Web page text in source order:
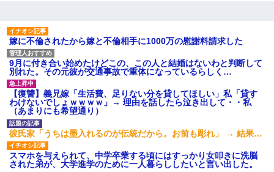
ら、犯人の正体まで見えてき
が家を占領してる。単身赴任で
ほとんど帰らない癖に...
年収1500万の父が退職。父
「退職金も渡したよな？」母
「貯金なんてないよー」父「全
部なくなったの！？」→予想外
の返事に家族騒然となり…
ミスドで隣の席の女性二人の
会話が聞こえてきた。その内容
が、旦那と離婚したくてでっち
上げのDV証拠を...
今、俺は不倫している。関係
が始まりもう5年が経つがその不
倫相手のスマホを見てしまい...
マクドでギャルママ軍団がガ
れたらと思ってジャンクフード
好きになったんだが
「ハンバーグ食べたい」→オカ
ン「ハンバーグに唐揚げサラダ
と手作りコーンスープ添えた
で！」なぜ実家の母親は子供が
30歳になっても「高校生運動部
レベルのガッツリ飯」を作って
じゃないよね
年wwwwその理由がこれ
病院の待合室で子供がドタバ
漏れてしまい…
嫁に不倫されたから嫁と不倫相手に1000万の慰謝料請求した
9月に付き合い始めたけどこの、この人と結婚はないわと判断して
別れた。その元彼が交通事故で重体になっているらしく…
【復讐】義兄嫁「生活費、足りない分を貸してほしい」私「貸す
わけないでしょｗｗｗｗ」→ 理由を話したら泣き出して・・私
（あまりにも希望通り）
彼氏家「うちは墨入れるのが伝統だから。お前も彫れ」 → 結果…
スマホを与えられて、中学卒業する頃にはすっかり女叩きに洗脳
された弟が、大学進学のために一人暮らししたいと言い出した。